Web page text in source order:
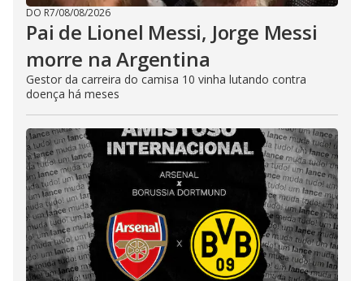
DO R7/08/08/2026
Pai de Lionel Messi, Jorge Messi
morre na Argentina
Gestor da carreira do camisa 10 vinha lutando contra
doença há meses